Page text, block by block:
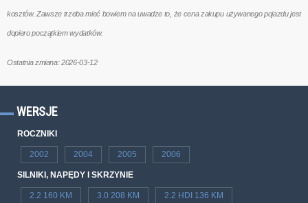
kosztów. Zawsze trzeba mieć bowiem na uwadze to, że cena zakupu używanego pojazdu jest
dopiero początkiem wydatków.
Ostatnia zmiana: 2026-03-12
WERSJE
ROCZNIKI
2002 2004 2005 2006
SILNIKI, NAPĘDY I SKRZYNIE
2.2 160 KM 3.0 208 KM 2.2 HDI 136 KM